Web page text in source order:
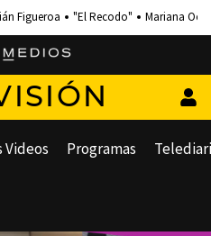
Figueroa "El Recodo" Mariana
Programas